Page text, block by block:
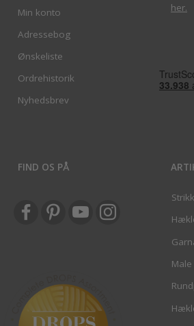
Min konto
Adressebog
Ønskeliste
Ordrehistorik
Nyhedsbrev
her.
FIND OS PÅ